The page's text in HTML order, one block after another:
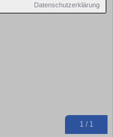
Datenschutzerklärung
1 / 1